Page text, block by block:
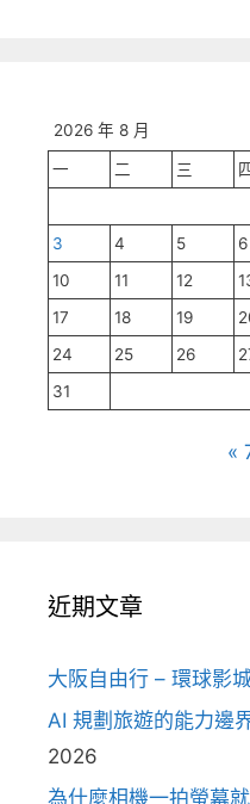
2026 年 8 月
一 二 三
3
4 5 6
10
11 12
17
18 19
24
25 26
31
«
近期文章
大阪自由行 – 環球影
AI 規劃旅遊的能力邊
2026
為什麼相機一拍螢幕